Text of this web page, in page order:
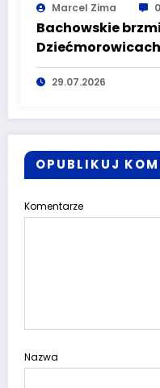
Marcel Zima 0
Bachowskie
zachwycił
29.07.2026
OPUBLIKUJ
Komentarze
Nazwa